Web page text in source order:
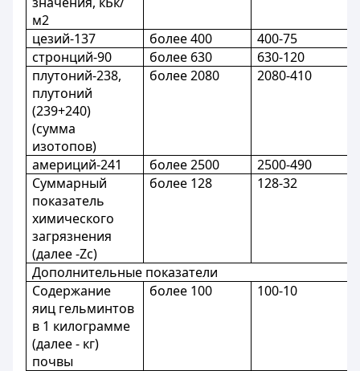
м2
цезий-137
более 400
400-75
стронций-90
более 630
630-120
плутоний-238,
плутоний
(239+240)
(сумма
изотопов)
более 2080 2080-410
америций-241 более 2500
2500-490
Суммарный
показатель
химического
загрязнения
(далее -Zc)
более 128 128-32
Дополнительные показатели
Содержание
яиц гельминтов
в 1 килограмме
(далее - кг)
почвы
более 100 100-10